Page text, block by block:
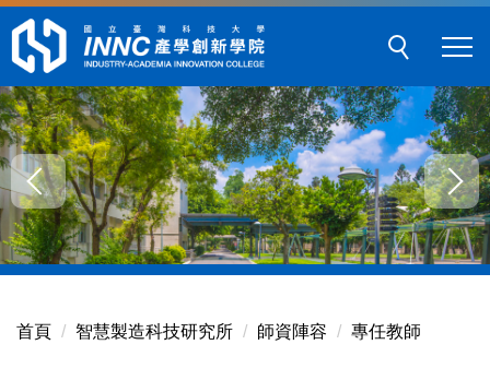
跳
主
要
內
容
區
塊
首頁 智慧製造科技研究所 師資陣容 專任教師